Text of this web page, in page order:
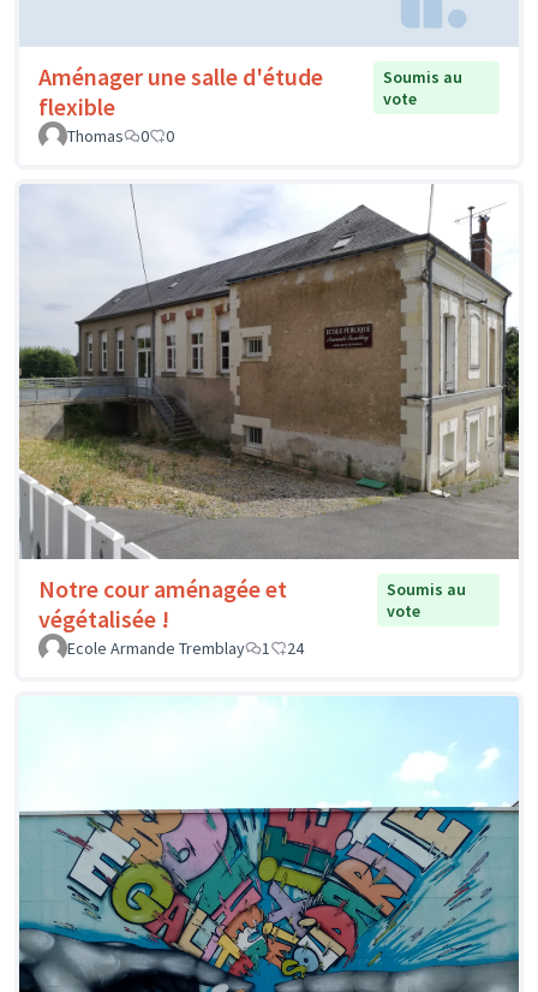
Aménager une salle d'étude
flexible
Soumis au
vote
Thomas
0 0
Notre cour aménagée et
végétalisée !
Soumis au
vote
Ecole Armande Tremblay
1 24